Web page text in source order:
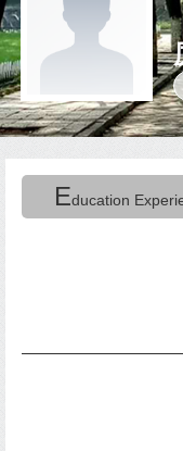
Education
-
山东大学